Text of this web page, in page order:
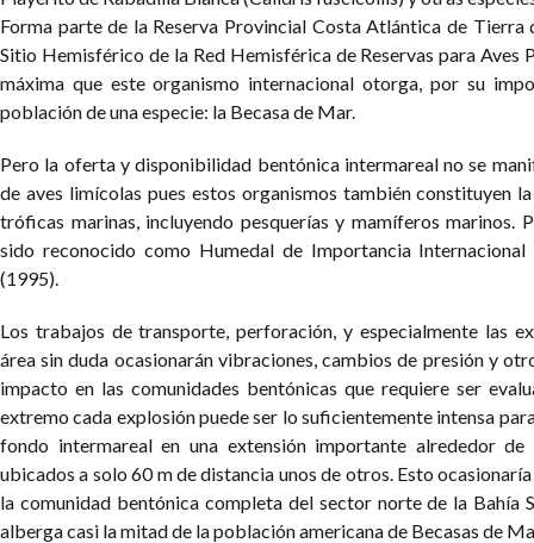
Forma parte de la Reserva Provincial Costa Atlántica de Tierra
Sitio Hemisférico de la Red Hemisférica de Reservas para Aves
máxima que este organismo internacional otorga, por su
población de una especie: la Becasa de Mar.
Pero la oferta y disponibilidad bentónica intermareal no se
de aves limícolas pues estos organismos también constituyen
tróficas marinas, incluyendo pesquerías y mamíferos marinos.
sido reconocido como Humedal de Importancia Internacional
(1995).
Los trabajos de transporte, perforación, y especialmente las
área sin duda ocasionarán vibraciones, cambios de presión y
impacto en las comunidades bentónicas que requiere ser
extremo cada explosión puede ser lo suficientemente intensa
fondo intermareal en una extensión importante alrededor
ubicados a solo 60 m de distancia unos de otros. Esto
la comunidad bentónica completa del sector norte de la Bahía
alberga casi la mitad de la población americana de Becasas de